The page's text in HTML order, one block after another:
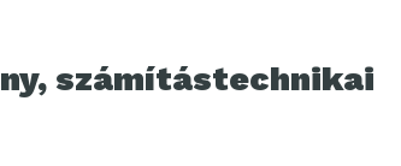
számítástechnikai